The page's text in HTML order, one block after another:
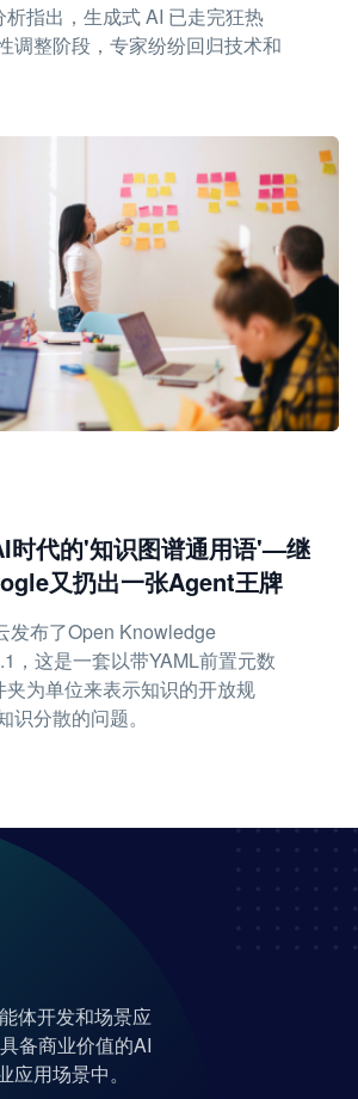
析指出，生成式 AI 已走完狂热
调整阶段，专家纷纷回归技术和
代的'知识图谱通用语'—继
又扔出一张Agent王牌
发布了Open Knowledge
，这是一套以带YAML前置元数
为单位来表示知识的开放规
分散的问题。
体开发和场景应
备商业价值的AI
用场景中。